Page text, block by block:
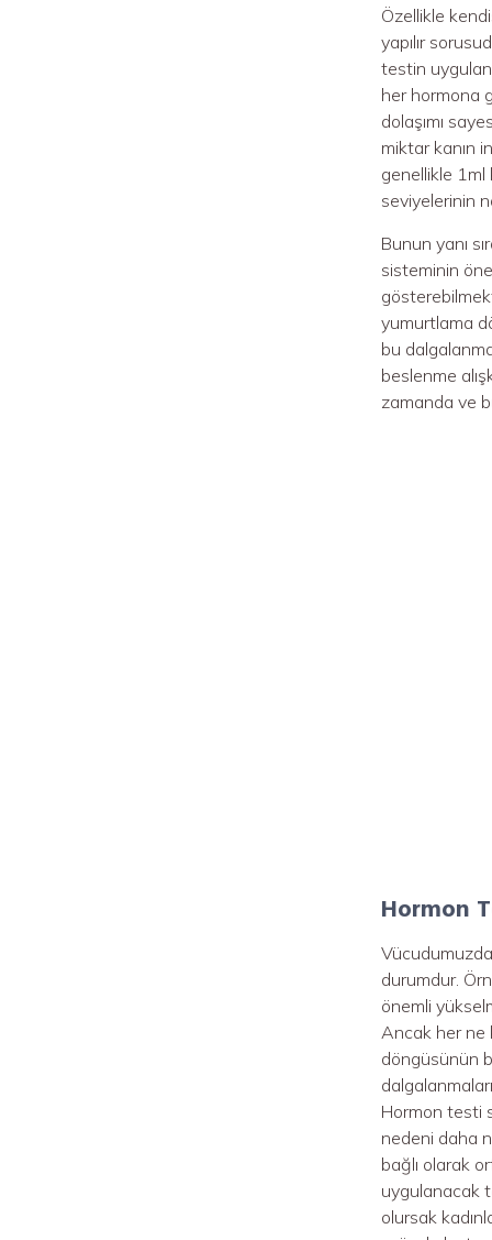
Özellikle
yapılır
testin
her hormona
dolaşımı
miktar kanın
genellikle 1ml
seviyelerinin
Bunun yanı
sisteminin
yumurtlama
bu
beslenme
zamanda ve
Hormon
durumdur.
önemli
Ancak her ne
döngüsünün
Hormon testi
nedeni daha
bağlı olarak
uygulanacak
olursak